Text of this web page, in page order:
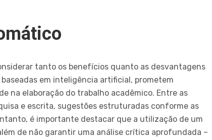
tanto os benefícios quanto as desvantagens
em inteligência artificial, prometem
na elaboração do trabalho acadêmico. Entre as
e escrita, sugestões estruturadas conforme as
é importante destacar que a utilização de um
de não garantir uma análise crítica aprofundada –